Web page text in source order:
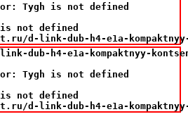
Tygh is not defined
is not defined
d-link-dub-h4-e1a-
h4-e1a-kompaktnyy-
Tygh is not defined
is not defined
d-link-dub-h4-e1a-